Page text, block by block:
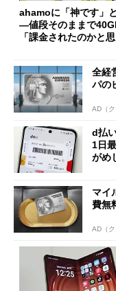
ahamoに「神です」
―値段そのままで
「課金されたのかと
全経
パの
AD（ク
d払
1日
がめ
マイ
費無
AD（ク